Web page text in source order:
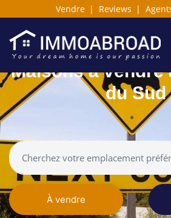
Vendre | Reviews |
Maisons à vendre
du Sud
À vendre